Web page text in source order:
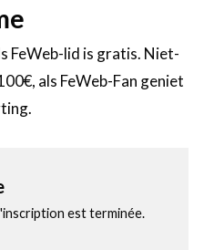
FeWeb-lid is gratis. Niet-
als FeWeb-Fan geniet
est terminée.